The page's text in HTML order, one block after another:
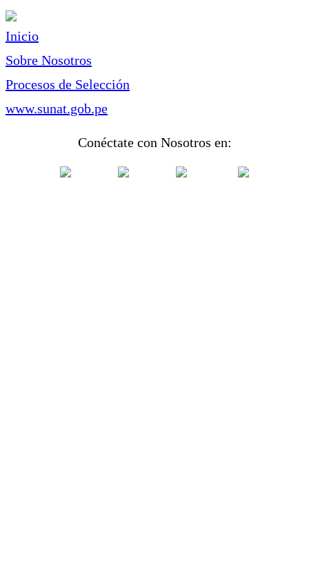
Inicio
Sobre Nosotros
Procesos de Selección
www.sunat.gob.pe
Conéctate con Nosotros en: